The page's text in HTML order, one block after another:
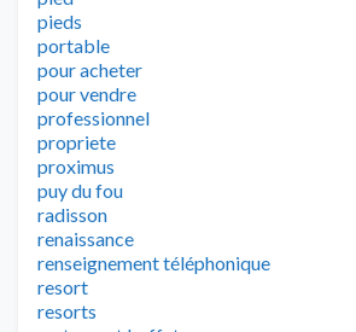
pieds
portable
pour acheter
pour vendre
professionnel
propriete
proximus
puy du fou
radisson
renaissance
renseignement téléphonique
resort
resorts